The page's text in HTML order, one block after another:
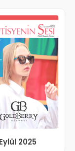
Eylül 2025